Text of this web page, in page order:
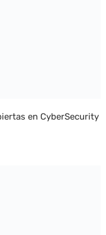
en CyberSecurity